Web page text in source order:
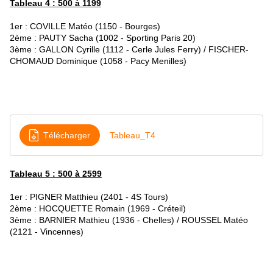
Tableau 4 : 500 à 1199
1er : COVILLE Matéo (1150 - Bourges)
2ème : PAUTY Sacha (1002 - Sporting Paris 20)
3ème : GALLON Cyrille (1112 - Cerle Jules Ferry) / FISCHER-
CHOMAUD Dominique (1058 - Pacy Menilles)
Télécharger Tableau_T4
Tableau 5 : 500 à 2599
1er : PIGNER Matthieu (2401 - 4S Tours)
2ème : HOCQUETTE Romain (1969 - Créteil)
3ème : BARNIER Mathieu (1936 - Chelles) / ROUSSEL Matéo
(2121 - Vincennes)